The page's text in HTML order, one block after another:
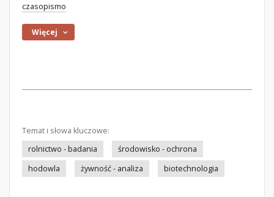
czasopismo
Więcej
Temat i słowa kluczowe:
rolnictwo - badania
środowisko - ochrona
hodowla
żywność - analiza biotechnologia